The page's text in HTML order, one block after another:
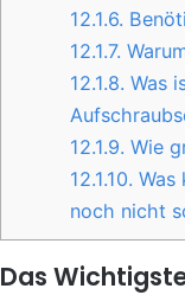
12.1.6.
12.1.7.
12.1.8. Was
12.1.9. Wie
12.1.10. Was
noch nicht
Das